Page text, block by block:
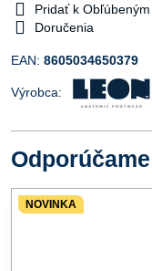
Pridať k Obľúbeným
Doručenia
EAN: 8605034650379
Výrobca:
Odporúčame
NOVINKA